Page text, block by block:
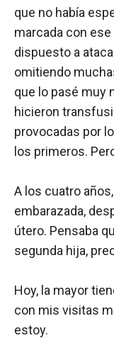
que no había
marcada con
dispuesto a
omitiendo
que lo pasé muy
hicieron
provocadas por
los primeros.
A los cuatro
embarazada,
útero. Pensaba
segunda hija,
Hoy, la mayor
con mis visitas
estoy.